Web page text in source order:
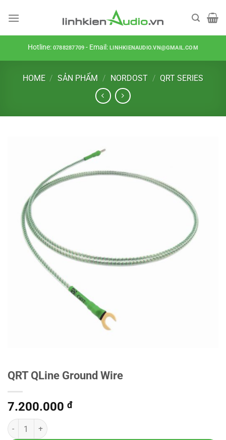
Hotline:0788287709 - Email:LINHKIENAUDIO.VN@GMAIL.COM
HOME / SẢN PHẨM / NORDOST / QRT SERIES
QRT QLine Ground Wire
7.200.000 đ